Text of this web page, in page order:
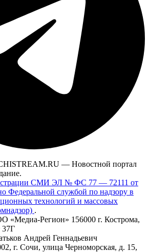
— Новостной портал
СМИ ЭЛ № ФС 77 — 72111 от
Федеральной службой по надзору в
технологий и массовых
.
Регион» 156000 г. Кострома,
37Г
Андрей Геннадьевич
г. Сочи, улица Черноморская, д. 15,